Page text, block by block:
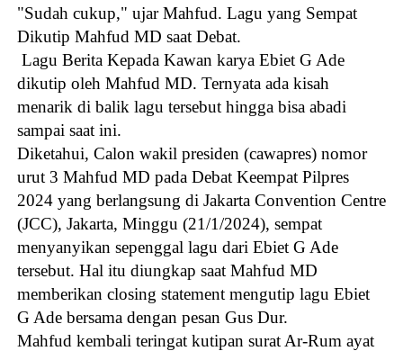
"Sudah cukup," ujar Mahfud. Lagu yang Sempat
Dikutip Mahfud MD saat Debat.
Lagu Berita Kepada Kawan karya Ebiet G Ade
dikutip oleh Mahfud MD. Ternyata ada kisah
menarik di balik lagu tersebut hingga bisa abadi
sampai saat ini.
Diketahui, Calon wakil presiden (cawapres) nomor
urut 3 Mahfud MD pada Debat Keempat Pilpres
2024 yang berlangsung di Jakarta Convention Centre
(JCC), Jakarta, Minggu (21/1/2024), sempat
menyanyikan sepenggal lagu dari Ebiet G Ade
tersebut. Hal itu diungkap saat Mahfud MD
memberikan closing statement mengutip lagu Ebiet
G Ade bersama dengan pesan Gus Dur.
Mahfud kembali teringat kutipan surat Ar-Rum ayat